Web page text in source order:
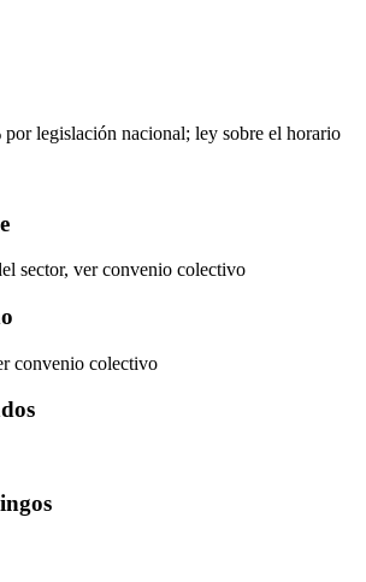
por legislación nacional; ley sobre el horario
sector, ver convenio colectivo
convenio colectivo